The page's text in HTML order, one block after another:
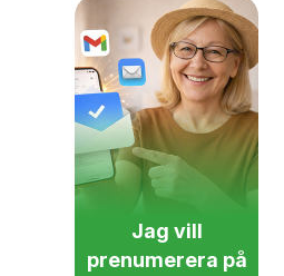
Jag vill
prenumerera på